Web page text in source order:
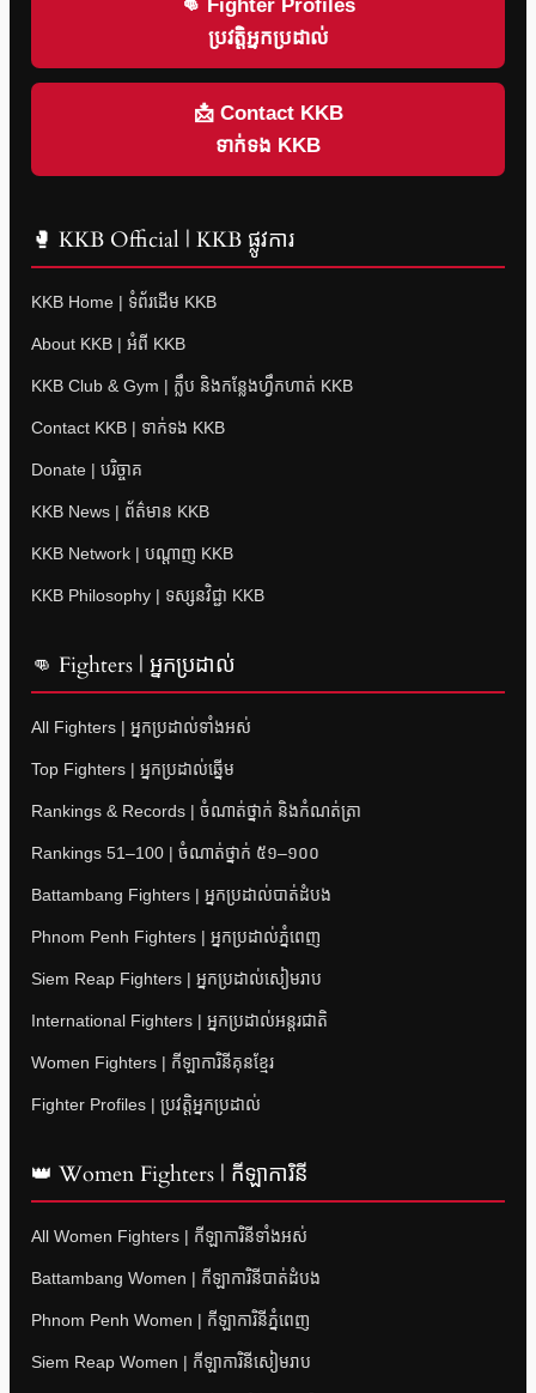
👊 Fighter Profiles
ប្រវត្តិអ្នកប្រដាល់
📩 Contact KKB
ទាក់ទង KKB
🥊 KKB Official | KKB ផ្លូវការ
KKB Home | ទំព័រដើម KKB
About KKB | អំពី KKB
KKB Club & Gym | ក្លឹប និងកន្លែងហ្វឹកហាត់ KKB
Contact KKB | ទាក់ទង KKB
Donate | បរិច្ចាគ
KKB News | ព័ត៌មាន KKB
KKB Network | បណ្តាញ KKB
KKB Philosophy | ទស្សនវិជ្ជា KKB
👊 Fighters | អ្នកប្រដាល់
All Fighters | អ្នកប្រដាល់ទាំងអស់
Top Fighters | អ្នកប្រដាល់ឆ្នើម
Rankings & Records | ចំណាត់ថ្នាក់ និងកំណត់ត្រា
Rankings 51–100 | ចំណាត់ថ្នាក់ ៥១–១០០
Battambang Fighters | អ្នកប្រដាល់បាត់ដំបង
Phnom Penh Fighters | អ្នកប្រដាល់ភ្នំពេញ
Siem Reap Fighters | អ្នកប្រដាល់សៀមរាប
International Fighters | អ្នកប្រដាល់អន្តរជាតិ
Women Fighters | កីឡាការិនីគុនខ្មែរ
Fighter Profiles | ប្រវត្តិអ្នកប្រដាល់
👑 Women Fighters | កីឡាការិនី
All Women Fighters | កីឡាការិនីទាំងអស់
Battambang Women | កីឡាការិនីបាត់ដំបង
Phnom Penh Women | កីឡាការិនីភ្នំពេញ
Siem Reap Women | កីឡាការិនីសៀមរាប